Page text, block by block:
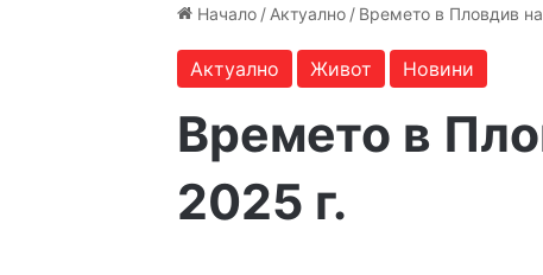
Начало / Актуално / Времето в Пловдив
Актуално Живот Новини
Времето в
2025 г.